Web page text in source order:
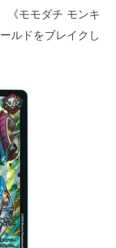
《モモダチ モンキ
ルドをブレイクし